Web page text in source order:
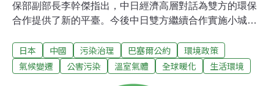
保部副部長李幹傑指出，中日經濟高層對話為雙方的環保
合作提供了新的平臺。今後中日雙方繼續合作實施小城鎮
環境品質。其中包括：推進中日關於「污染減排及其對減
少溫室氣體排放的協同效應與控制」合作研究、加強企業
日本 中國 污染治理 巴塞爾公約
環境政策
氣候變遷
公害污染 溫室氣體 全球暖化 生活環境